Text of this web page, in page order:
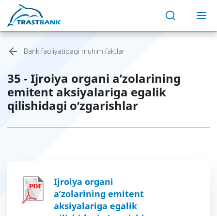
Bank faoliyatidagi muhim faktlar
35 - Ijroiya organi a’zolarining
emitent aksiyalariga egalik
qilishidagi o‘zgarishlar
Ijroiya organi
a’zolarining emitent
aksiyalariga egalik